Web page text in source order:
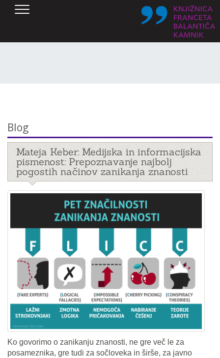
Blog
Mateja Keber: Medijska in informacijska
pismenost: Prepoznavanje najbolj
pogostih načinov zanikanja znanosti
Ko govorimo o zanikanju znanosti, ne gre več le za
posameznika, gre tudi za sočloveka in širše, za javno